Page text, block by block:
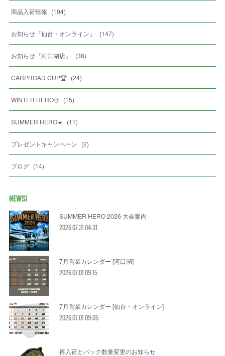
商品入荷情報 (194)
お知らせ『仙台・オンライン』 (147)
お知らせ『河口湖店』 (38)
CARPROAD CUP🏆 (24)
WINTER HERO☃️ (15)
SUMMER HERO☀️ (11)
プレゼントキャンペーン (2)
ブログ (14)
NEWS!
SUMMER HERO 2026 大会案内
2026.07.31 04:31
7月営業カレンダー [河口湖]
2026.07.01 09:15
7月営業カレンダー [仙台・オンライン]
2026.07.01 09:05
再入荷とパック数量変更のお知らせ